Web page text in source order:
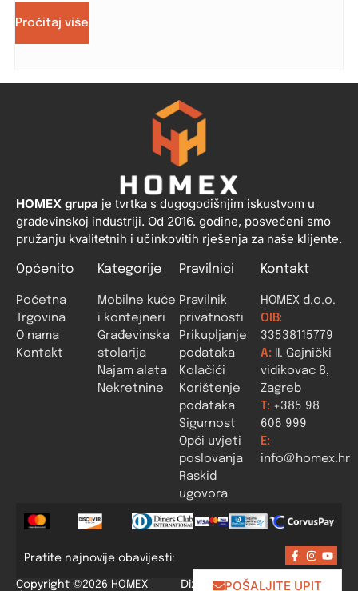
Pročitaj više
POŠALJITE UPIT
HOMEX grupa je tvrtka s dugogodišnjim iskustvom u
građevinskoj industriji. Od 2016. godine, posvećeni smo
pružanju kvalitetnih i učinkovitih rješenja za naše klijente.
Općenito
Početna
Trgovina
O nama
Kontakt
Kategorije
Mobilne kuće
i kontejneri
Građevinska
stolarija
Najam alata
Nekretnine
Pravilnici
Pravilnik
privatnosti
Prikupljanje
podataka
Kolačići
Korištenje
podataka
Sigurnost
Opći uvjeti
poslovanja
Raskid
ugovora
Kontakt
HOMEX d.o.o.
OIB:
33538115779
A: II. Gajnički
vidikovac 8,
Zagreb
T: +385 98
606 999
E:
info@homex.hr
Pratite najnovije obavijesti:
Copyright ©2026 HOMEX
Dizajn i izrada: